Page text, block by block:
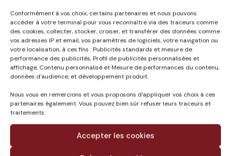
Conformément à vos choix, certains partenaires et nous pouvons
accéder à votre terminal pour vous reconnaître via des traceurs comme
des cookies, collecter, stocker, croiser, et transférer des données comme
vos adresses IP et email, vos paramètres de logiciels, votre navigation ou
votre localisation, à ces fins : Publicités standards et mesure de
performance des publicités, Profil de publicités personnalisées et
affichage, Contenu personnalisé et Mesure de performances du contenu,
données d'audience, et développement produit.
Nous vous en remercions et vous proposons d'appliquer vos choix à ces
partenaires également. Vous pouvez bien sûr refuser leurs traceurs et
traitements.
Accepter les cookies
gestion des déchets
Pour apporter la meilleure expertise possible dans
les projets, le Groupe CETAB s’est équipé des
meilleurs logiciels de simulation qui permettent de
vérifier le comportement des bâtiments et des
systèmes projetés. Ces outils permettent
d’atteindre les objectifs en optimisant les ouvrages
et les prescriptions.
Ces démarches nous permettent d’accompagner